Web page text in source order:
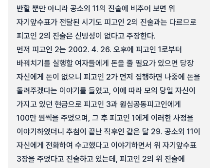
반할 뿐만 아니라 공소외 11의 진술에 비추어 보면 위
자기앞수표가 전달된 시기도 피고인 2의 진술과는 다르므로
피고인 2의 진술은 신빙성이 없다고 주장한다.
먼저 피고인 2는 2002. 4. 26. 오후에 피고인 1로부터
바꿔치기를 실행할 여자들에게 돈을 줄 필요가 있으면 당장
자신에게 돈이 없으니 피고인 2가 먼저 집행하면 나중에 돈을
돌려주겠다는 이야기를 들었고, 이에 따라 모의 당일 자신이
가지고 있던 현금으로 피고인 3과 원심공동피고인에게
100만 원씩을 주었으며, 그 후 피고인 1에게 이러한 사정을
이야기하였더니 추첨이 끝난 직후인 같은 달 29. 공소외 11이
자신에게 전화하여 수고했다고 이야기하면서 위 자기앞수표
3장을 주었다고 진술하고 있는데, 피고인 2의 위 진술에